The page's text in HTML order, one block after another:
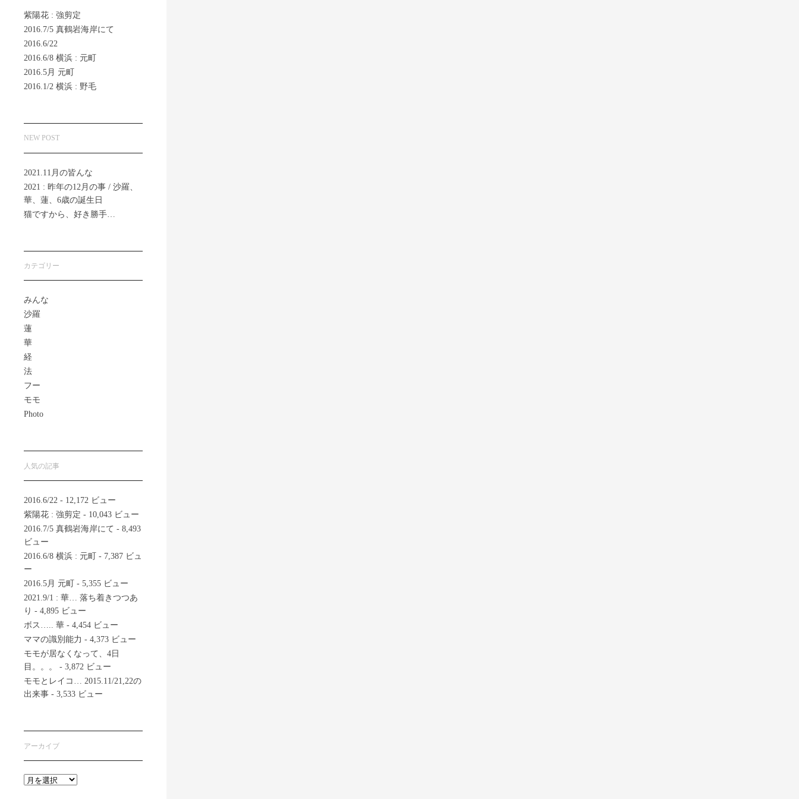
紫陽花 : 強剪定
2016.7/5 真鶴岩海岸にて
2016.6/22
2016.6/8 横浜 : 元町
2016.5月 元町
2016.1/2 横浜 : 野毛
NEW POST
2021.11月の皆んな
2021 : 昨年の12月の事 / 沙羅、
華、蓮、6歳の誕生日
猫ですから、好き勝手…
カテゴリー
みんな
沙羅
蓮
華
経
法
フー
モモ
Photo
人気の記事
2016.6/22 - 12,172 ビュー
紫陽花 : 強剪定 - 10,043 ビュー
2016.7/5 真鶴岩海岸にて - 8,493
ビュー
2016.6/8 横浜 : 元町
- 7,387 ビュ
ー
2016.5月 元町
- 5,355 ビュー
2021.9/1 : 華… 落ち着きつつあ
り - 4,895 ビュー
ボス….. 華 - 4,454 ビュー
ママの識別能力 - 4,373 ビュー
モモが居なくなって、4日
目。。。
- 3,872 ビュー
モモとレイコ… 2015.11/21,22の
出来事 - 3,533 ビュー
アーカイブ
ア